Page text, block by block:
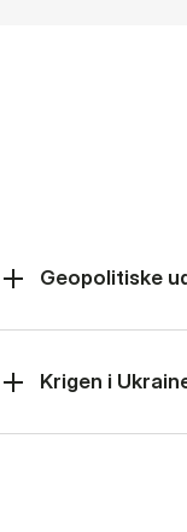
Geopolitiske
Krigen i